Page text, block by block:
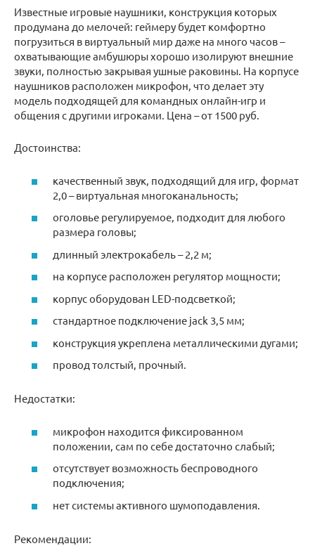
Известные игровые наушники, конструкция которых
продумана до мелочей: геймеру будет комфортно
погрузиться в виртуальный мир даже на много часов –
охватывающие амбушюры хорошо изолируют внешние
звуки, полностью закрывая ушные раковины. На корпусе
наушников расположен микрофон, что делает эту
модель подходящей для командных онлайн-игр и
общения с другими игроками. Цена – от 1500 руб.
Достоинства:
качественный звук, подходящий для игр, формат
2,0 – виртуальная многоканальность;
оголовье регулируемое, подходит для любого
размера головы;
длинный электрокабель – 2,2 м;
на корпусе расположен регулятор мощности;
корпус оборудован LED-подсветкой;
стандартное подключение jack 3,5 мм;
конструкция укреплена металлическими дугами;
провод толстый, прочный.
Недостатки:
микрофон находится фиксированном
положении, сам по себе достаточно слабый;
отсутствует возможность беспроводного
подключения;
нет системы активного шумоподавления.
Рекомендации: